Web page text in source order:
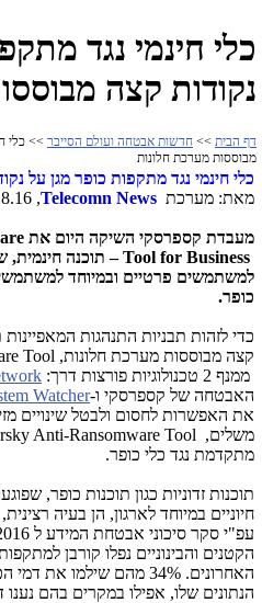
כלי חינמי נגד
נקודות קצה
דף הבית >> חדשות אבטחה ועולם הסייבר >> כלי
מבוססות מערכת חלונות
כלי חינמי נגד מתקפות כופר מגן על
מאת: מערכת Telecomn News
, 10.8.16, 21:34
מעבדת קספרסקי השיקה היום את
Tool for Business
– תוכנה
למשתמשים פרטיים ובמיוחד
כופר.
כדי לזהות תבניות התנהגות המאפיינות
קצה מבוססות מערכת חלונות, Tool
ממנף 2 טכנולוגיות פורצות דרך:
האבטחה של קספרסקי ו-Watcher
את האפשרות לחסום ולבטל שינויים
משלים, Anti-Ransomware Tool
מתקדמת נגד כלי כופר.
תוכנות זדוניות כגון תוכנות כופר,
חיוניים במיוחד לארגון, הן בעיה
עפ"י סקר סיכוני אבטחת המידע ל 2016 של החברה,
הנתונים שלו, אפילו במקרים בהם נענו